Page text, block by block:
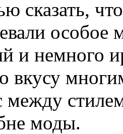
сказать,
и немного
вкусу
моды.